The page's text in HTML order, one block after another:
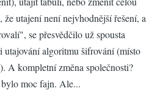
že utajení není nejvhodnější řešení, a
se přesvědčilo už spousta
utajování algoritmu šifrování (místo
A kompletní změna společnosti?
moc fajn. Ale...